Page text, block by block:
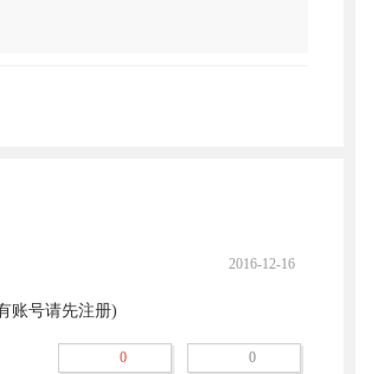
2016-12-16
账号请先注册)
0 0